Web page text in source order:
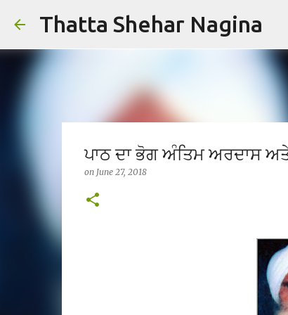
Thatta Shehar Nagina
ਪਾਠ ਦਾ ਭੋਗ ਅੰਤਿਮ ਅਰਦਾਸ ਅਤੇ
on June 27, 2018